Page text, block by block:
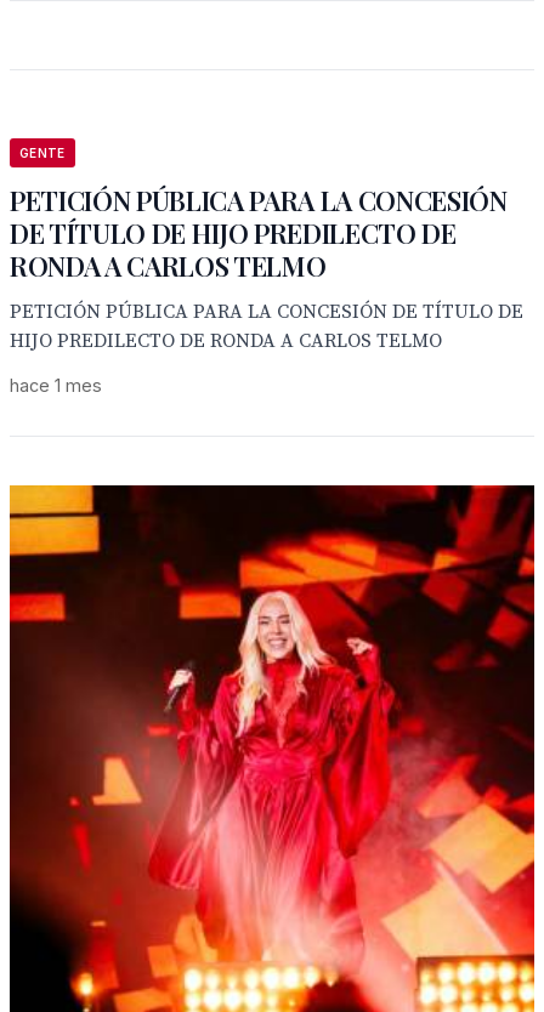
GENTE
PETICIÓN PÚBLICA PARA LA CONCESIÓN
DE TÍTULO DE HIJO PREDILECTO DE
RONDA A CARLOS TELMO
PETICIÓN PÚBLICA PARA LA CONCESIÓN DE TÍTULO DE
HIJO PREDILECTO DE RONDA A CARLOS TELMO
hace 1 mes